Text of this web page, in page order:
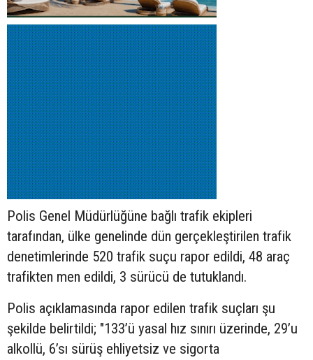
Polis Genel Müdürlüğüne bağlı trafik ekipleri
tarafından, ülke genelinde dün gerçekleştirilen trafik
denetimlerinde 520 trafik suçu rapor edildi, 48 araç
trafikten men edildi, 3 sürücü de tutuklandı.
Polis açıklamasında rapor edilen trafik suçları şu
şekilde belirtildi; "133’ü yasal hız sınırı üzerinde, 29’u
alkollü, 6’sı sürüş ehliyetsiz ve sigorta